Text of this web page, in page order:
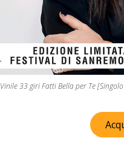
33 giri Fatti Bella per Te